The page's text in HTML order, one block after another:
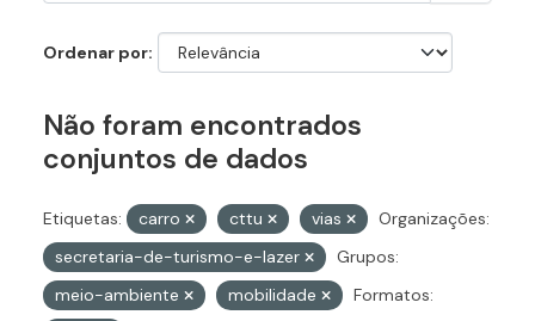
Ordenar por
Não foram encontrados
conjuntos de dados
Etiquetas: carro cttu vias
Organizações:
secretaria-de-turismo-e-lazer
Grupos:
meio-ambiente
mobilidade
Formatos: